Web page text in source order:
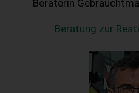
Beraterin
Beratung zur